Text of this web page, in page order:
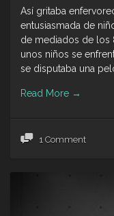
Así gritaba
entusiasmada de
de mediados de los
unos niños se
se disputaba una
Read More →
1 Comment